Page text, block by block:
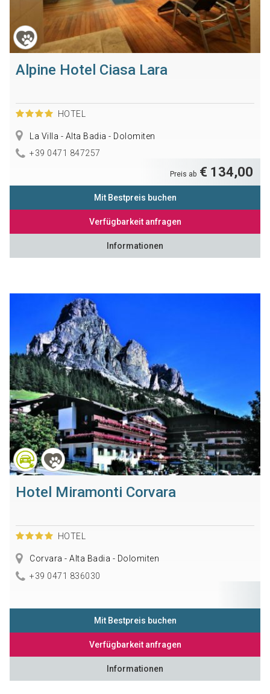
Alpine Hotel Ciasa Lara
HOTEL
La Villa - Alta Badia - Dolomiten
+39 0471 847257
Preis ab € 134,00
Mit Bestpreis buchen
Verfügbarkeit anfragen
Informationen
Hotel Miramonti Corvara
HOTEL
Corvara - Alta Badia - Dolomiten
+39 0471 836030
Mit Bestpreis buchen
Verfügbarkeit anfragen
Informationen